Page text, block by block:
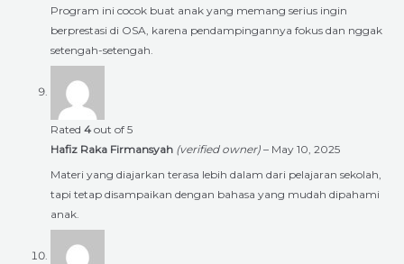
Program ini cocok buat anak yang memang serius ingin
berprestasi di OSA, karena pendampingannya fokus dan nggak
setengah-setengah.
Rated 4 out of 5
Hafiz Raka Firmansyah (verified owner) – May 10, 2025
Materi yang diajarkan terasa lebih dalam dari pelajaran sekolah,
tapi tetap disampaikan dengan bahasa yang mudah dipahami
anak.